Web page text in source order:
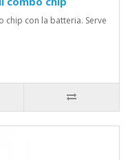
chip con la batteria. Serve